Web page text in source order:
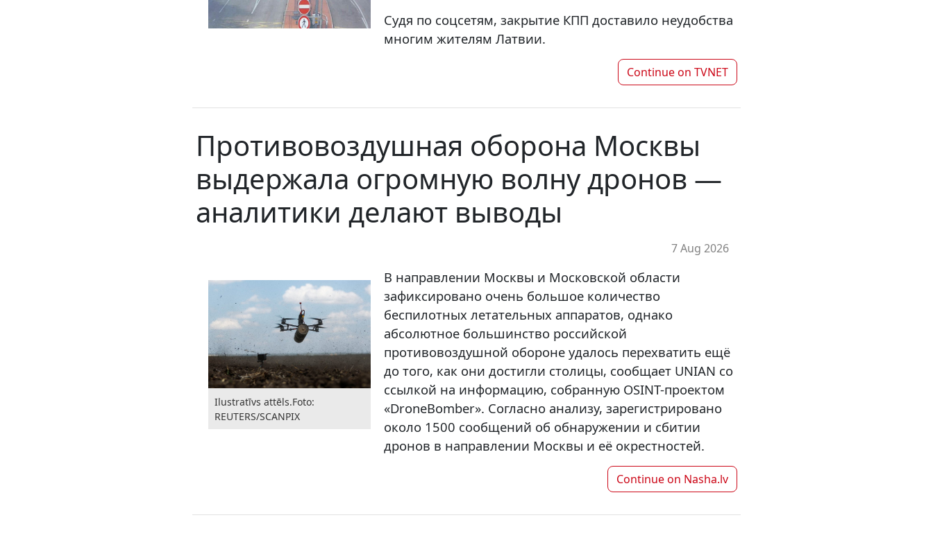
Судя по соцсетям, закрытие КПП доставило неудобства
многим жителям Латвии.
Continue on TVNET
Противовоздушная оборона Москвы
выдержала огромную волну дронов —
аналитики делают выводы
7 Aug 2026
Ilustratīvs attēls.Foto:
REUTERS/SCANPIX
В направлении Москвы и Московской области
зафиксировано очень большое количество
беспилотных летательных аппаратов, однако
абсолютное большинство российской
противовоздушной обороне удалось перехватить ещё
до того, как они достигли столицы, сообщает UNIAN со
ссылкой на информацию, собранную OSINT-проектом
«DroneBomber». Согласно анализу, зарегистрировано
около 1500 сообщений об обнаружении и сбитии
дронов в направлении Москвы и её окрестностей.
Continue on Nasha.lv